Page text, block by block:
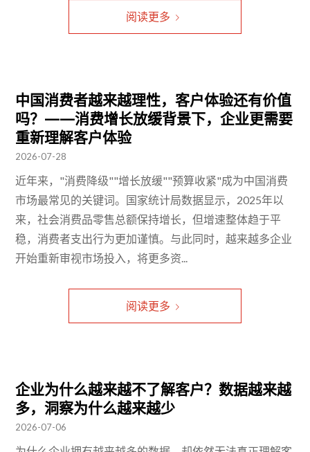
阅读更多
中国消费者越来越理性，客户体验还有价值
吗？——消费增长放缓背景下，企业更需要
重新理解客户体验
2026-07-28
近年来，"消费降级""增长放缓""预算收紧"成为中国消费
市场最常见的关键词。国家统计局数据显示，2025年以
来，社会消费品零售总额保持增长，但增速整体趋于平
稳，消费者支出行为更加谨慎。与此同时，越来越多企业
开始重新审视市场投入，将更多资...
阅读更多
企业为什么越来越不了解客户？数据越来越
多，洞察为什么越来越少
2026-07-06